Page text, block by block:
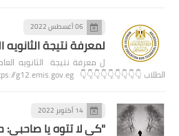
06 أغسطس 2022
لمعرفة نتيجة الثانويه العامه 2022
الطلاب 👇👇👇👇👇👇👇👇👇 https://g12.emis.gov.eg/ وال…
14 أكتوبر 2022
"كي لا تتوه يا